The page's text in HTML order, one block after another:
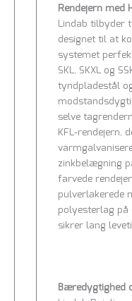
Rendejern med
Lindab tilbyder
designet til at
systemet
SKL, SKXL og
tyndpladestål
selve
KFL-rendejern,
zinkbelægning
farvede
pulverlakerede
polyesterlag
sikrer lang
Bæredygtighed